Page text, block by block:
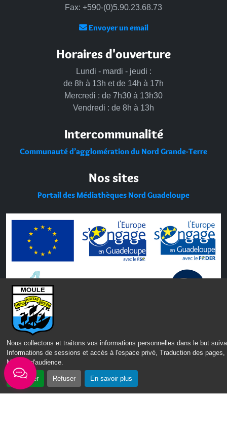
Nous collectons et traitons vos informations personnelles dans le but
Informations de sessions et accès à l'espace privé, Traduction des pages,
Mesure d'audience.
Accepter Refuser En savoir plus
Fax: +590-(0)5.90.23.68.73
Envoyer un email
Horaires d'ouverture
Lundi - mardi - jeudi :
de 8h à 13h et de 14h à 17h
Mercredi : de 7h30 à 13h30
Vendredi : de 8h à 13h
Intercommunalité
Communauté d’agglomération du Nord Grande-Terre
Nos sites
Portail des Médiathèques Nord Guadeloupe
CONTACT MENTIONS LÉGALES
POLITIQUE DE CONFIDENTIALITÉ
ACCESSIBILITÉ : PARTIELLEMENT CONFORME